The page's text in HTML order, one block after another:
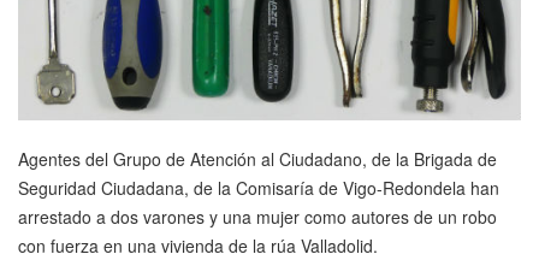
Agentes del Grupo de Atención al Ciudadano, de la Brigada de
Seguridad Ciudadana, de la Comisaría de Vigo-Redondela han
arrestado a dos varones y una mujer como autores de un robo
con fuerza en una vivienda de la rúa Valladolid.